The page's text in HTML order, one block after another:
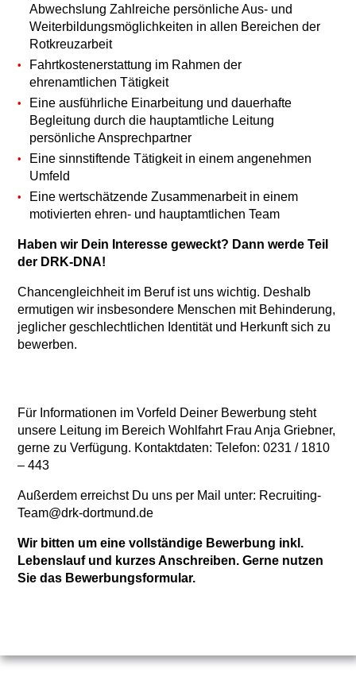
Abwechslung Zahlreiche persönliche Aus- und
Weiterbildungsmöglichkeiten in allen Bereichen der
Rotkreuzarbeit
Fahrtkostenerstattung im Rahmen der
ehrenamtlichen Tätigkeit
Eine ausführliche Einarbeitung und dauerhafte
Begleitung durch die hauptamtliche Leitung
persönliche Ansprechpartner
Eine sinnstiftende Tätigkeit in einem angenehmen
Umfeld
Eine wertschätzende Zusammenarbeit in einem
motivierten ehren- und hauptamtlichen Team
Haben wir Dein Interesse geweckt? Dann werde Teil
der DRK-DNA!
Chancengleichheit im Beruf ist uns wichtig. Deshalb
ermutigen wir insbesondere Menschen mit Behinderung,
jeglicher geschlechtlichen Identität und Herkunft sich zu
bewerben.
Für Informationen im Vorfeld Deiner Bewerbung steht
unsere Leitung im Bereich Wohlfahrt Frau Anja Griebner,
gerne zu Verfügung. Kontaktdaten: Telefon: 0231 / 1810
– 443
Außerdem erreichst Du uns per Mail unter: Recruiting-
Team@drk-dortmund.de
Wir bitten um eine vollständige Bewerbung inkl.
Lebenslauf und kurzes Anschreiben. Gerne nutzen
Sie das Bewerbungsformular.